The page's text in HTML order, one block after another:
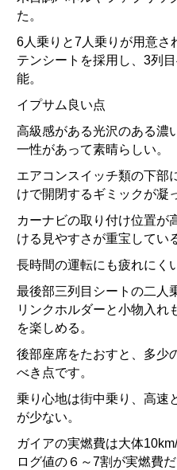
た。
6人乗りと7人乗りが用意さ
テンシートを採用し、3列
能。
イプサム良い点
高級感がある光沢のある濃
一性があって素晴らしい。
エアコンスイッチ類の下部
けで開閉するギミックが凝
カーナビの取り付け位置が
ける見やすさが重宝してい
長時間の運転にも疲れにく
最後部三列目シートの二人
リンクホルダーと小物入れ
を楽しめる。
後部座席をたおすと、 多少
べき点です。
乗り心地は街中乗り、高速
が少ない。
ガイアの実燃費は大体
ログ値の６～7割が実燃費